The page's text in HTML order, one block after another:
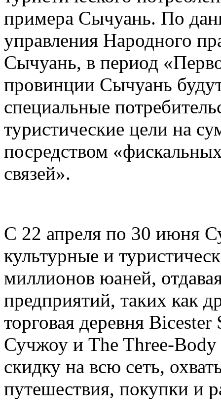
примера Сычуань. По
управления Народного
Сычуань, в период
провинции Сычуань
специальные
туристические цели на
посредством
связей».
С 22 апреля по 30 июня
культурные и
миллионов юаней,
предприятий, таких как
торговая деревня
Сучжоу и The Three-Body
скидку на всю сеть,
путешествия, покупки и